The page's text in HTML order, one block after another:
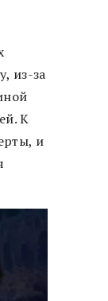
из-за
К
и